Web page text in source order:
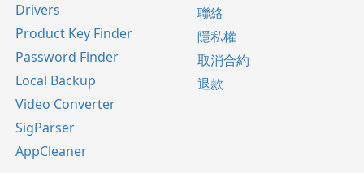
Drivers
Product Key Finder
Password Finder
Local Backup
Video Converter
SigParser
AppCleaner
聯絡
隱私權
取消合約
退款